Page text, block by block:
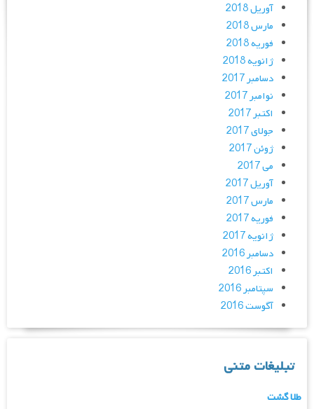
آوریل 2018
مارس 2018
فوریه 2018
ژانویه 2018
دسامبر 2017
نوامبر 2017
اکتبر 2017
جولای 2017
ژوئن 2017
می 2017
آوریل 2017
مارس 2017
فوریه 2017
ژانویه 2017
دسامبر 2016
اکتبر 2016
سپتامبر 2016
آگوست 2016
تبلیغات متنی
طلا گشت